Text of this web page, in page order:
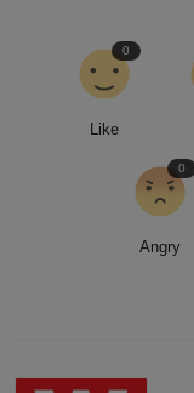
Like
0
Angry
0